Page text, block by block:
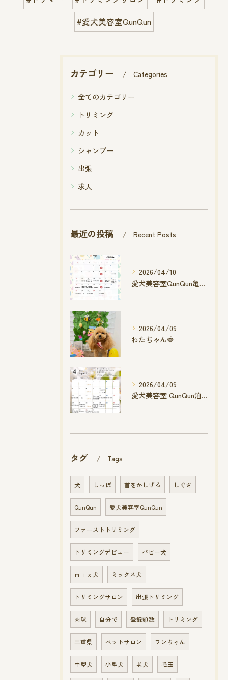
#愛犬美容室QunQun
カテゴリー Categories
全てのカテゴリー
トリミング
カット
シャンプー
出張
求人
最近の投稿 Recent Posts
2026/04/10
愛犬美容室QunQun亀山エコー店
2026/04/09
わたちゃん🍓
2026/04/09
愛犬美容室 QunQun泊店 4月空き状況です
タグ Tags
犬 しっぽ 首をかしげる しぐさ
QunQun 愛犬美容室QunQun
ファーストトリミング
トリミングデビュー パピー犬
ｍｉｘ犬 ミックス犬
トリミングサロン 出張トリミング
肉球 自分で 登録頭数 トリミング
三重県 ペットサロン ワンちゃん
中型犬 小型犬 老犬 毛玉